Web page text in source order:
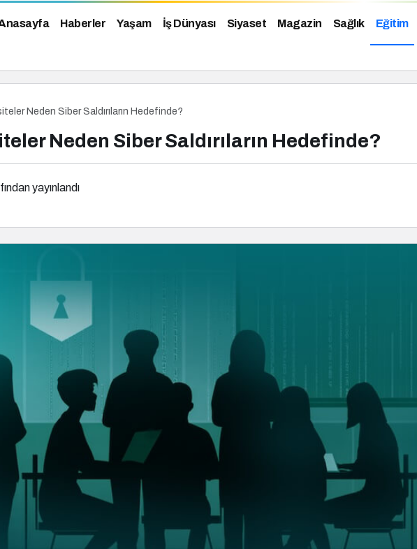
Haberler Yaşam İş Dünyası Siyaset Magazin Sağlık Eğitim
Neden Siber Saldırıların Hedefinde?
Neden Siber Saldırıların Hedefinde?
yayınlandı